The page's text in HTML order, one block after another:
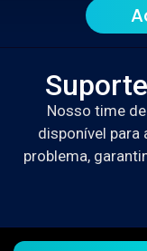
Nosso time
disponível para
problema,